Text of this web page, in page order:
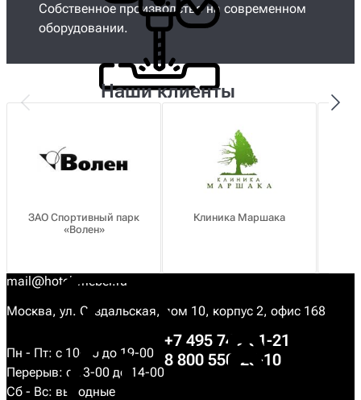
Собственное производство на современном
оборудовании.
Наши клиенты
ЗАО Спортивный парк
«Волен»
Клиника Маршака
mail@hotel-mebel.ru
Москва, ул. Суздальская, дом 10, корпус 2, офис 168
Пн - Пт: с 10-00 до 19-00
Перерыв: с 13-00 до 14-00
Сб - Вс: выходные
+7 495 749-31-21
8 800 550-25-10